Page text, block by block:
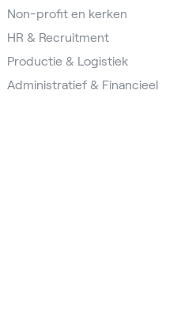
Non-profit en kerken
HR & Recruitment
Productie & Logistiek
Administratief & Financieel